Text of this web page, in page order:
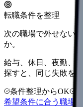
転職条件を整理
次の職場で外せない
か。
給与、休日、夜勤、
探すと、同じ失敗を
条件整理からOK
希望条件に合う職場を